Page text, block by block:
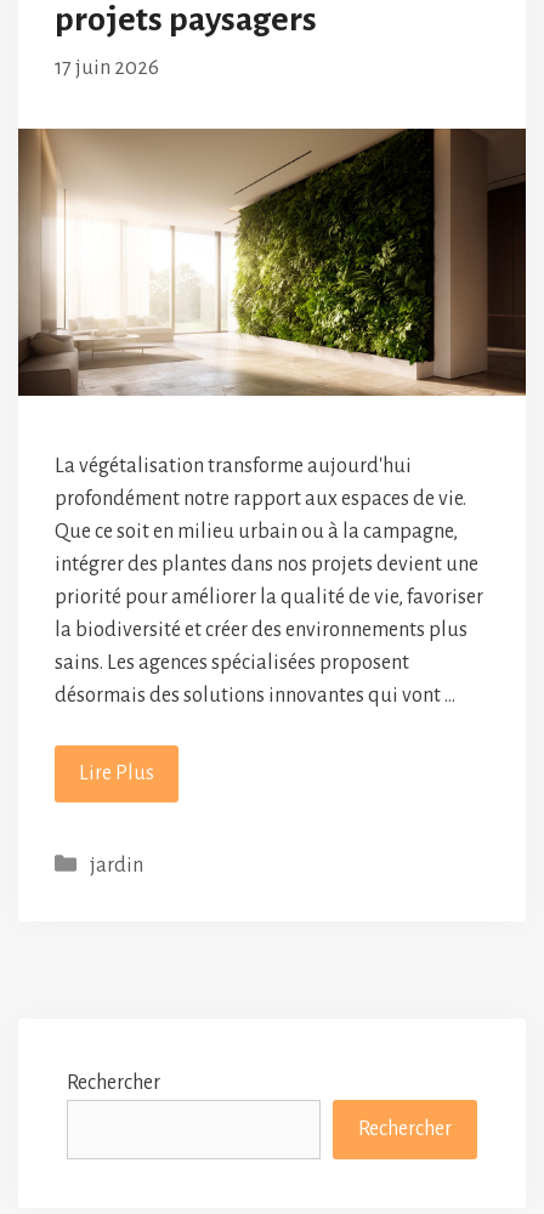
projets paysagers
17 juin 2026
La végétalisation transforme aujourd'hui
profondément notre rapport aux espaces de vie.
Que ce soit en milieu urbain ou à la campagne,
intégrer des plantes dans nos projets devient une
priorité pour améliorer la qualité de vie, favoriser
la biodiversité et créer des environnements plus
sains. Les agences spécialisées proposent
désormais des solutions innovantes qui vont …
Lire Plus
Catégories
jardin
Rechercher
Rechercher